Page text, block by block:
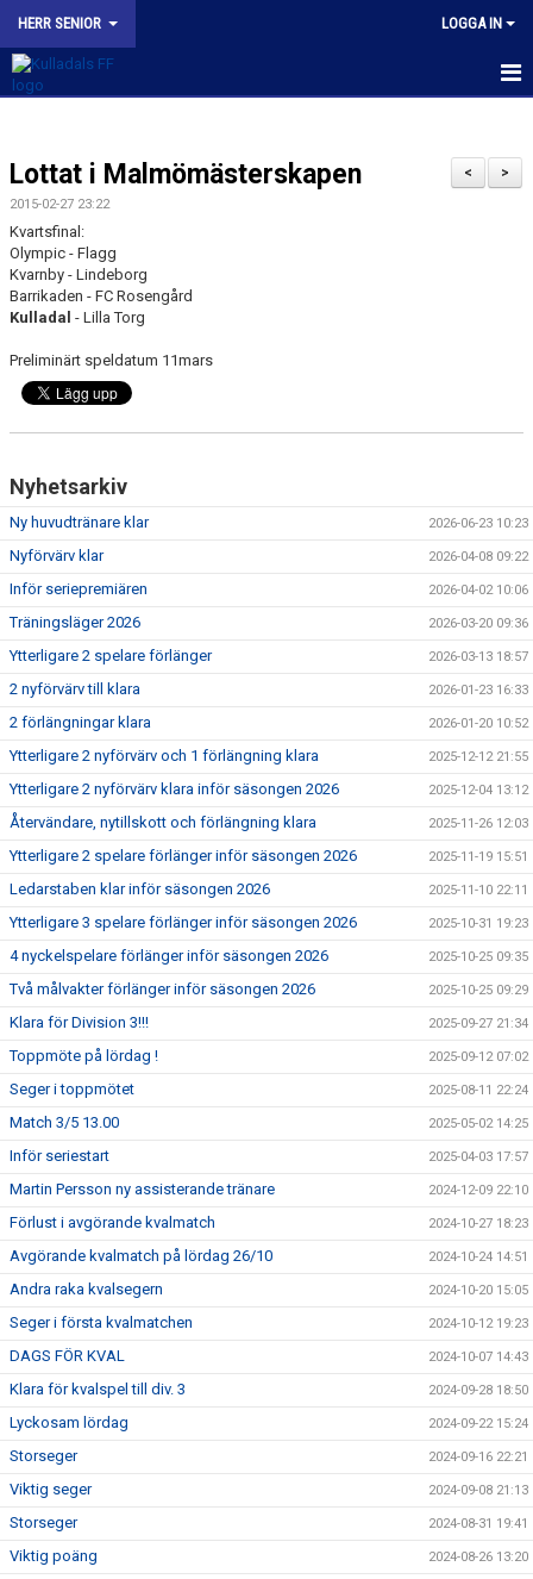
HERR SENIOR LOGGA IN
NYHETER
KALENDER
TRUPPEN
BILDGALLERI
KFF HERR A INSTAGRAM
>
<
Lottat i Malmömästerskapen
2015-02-27 23:22
Kvartsfinal:
Olympic - Flagg
Kvarnby - Lindeborg
Barrikaden - FC Rosengård
Kulladal - Lilla Torg
Preliminärt speldatum 11mars
Nyhetsarkiv
Ny huvudtränare klar 2026-06-23 10:23
Nyförvärv klar 2026-04-08 09:22
Inför seriepremiären 2026-04-02 10:06
Träningsläger 2026 2026-03-20 09:36
Ytterligare 2 spelare förlänger 2026-03-13 18:57
2 nyförvärv till klara 2026-01-23 16:33
2 förlängningar klara 2026-01-20 10:52
Ytterligare 2 nyförvärv och 1 förlängning klara 2025-12-12 21:55
Ytterligare 2 nyförvärv klara inför säsongen 2026 2025-12-04 13:12
Återvändare, nytillskott och förlängning klara 2025-11-26 12:03
Ytterligare 2 spelare förlänger inför säsongen 2026 2025-11-19 15:51
Ledarstaben klar inför säsongen 2026 2025-11-10 22:11
Ytterligare 3 spelare förlänger inför säsongen 2026 2025-10-31 19:23
4 nyckelspelare förlänger inför säsongen 2026 2025-10-25 09:35
Två målvakter förlänger inför säsongen 2026 2025-10-25 09:29
Klara för Division 3!!! 2025-09-27 21:34
Toppmöte på lördag ! 2025-09-12 07:02
Seger i toppmötet 2025-08-11 22:24
Match 3/5 13.00 2025-05-02 14:25
Inför seriestart 2025-04-03 17:57
Martin Persson ny assisterande tränare 2024-12-09 22:10
Förlust i avgörande kvalmatch 2024-10-27 18:23
Avgörande kvalmatch på lördag 26/10 2024-10-24 14:51
Andra raka kvalsegern 2024-10-20 15:05
Seger i första kvalmatchen 2024-10-12 19:23
DAGS FÖR KVAL 2024-10-07 14:43
Klara för kvalspel till div. 3 2024-09-28 18:50
Lyckosam lördag 2024-09-22 15:24
Storseger 2024-09-16 22:21
Viktig seger 2024-09-08 21:13
Storseger 2024-08-31 19:41
Viktig poäng 2024-08-26 13:20